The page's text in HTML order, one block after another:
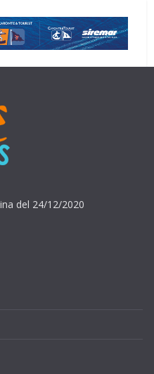
del 24/12/2020